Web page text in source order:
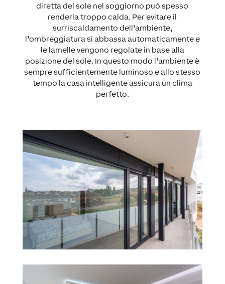
diretta del sole nel soggiorno può spesso
renderla troppo calda. Per evitare il
surriscaldamento dell’ambiente,
l’ombreggiatura si abbassa automaticamente e
le lamelle vengono regolate in base alla
posizione del sole. In questo modo l’ambiente è
sempre sufficientemente luminoso e allo stesso
tempo la casa intelligente assicura un clima
perfetto.